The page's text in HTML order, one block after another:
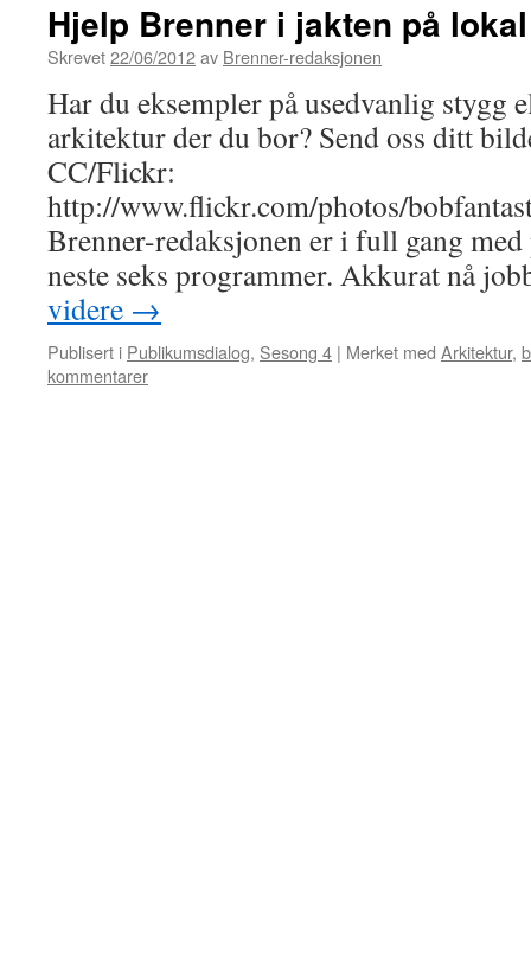
Hjelp Brenner i jakten på
Skrevet22/06/2012av Brenner-redaksjonen
Har du eksempler på usedvanlig stygg
arkitektur der du bor? Send oss ditt
CC/Flickr:
http://www.flickr.com/photos/
Brenner-redaksjonen er i full gang
neste seks programmer. Akkurat nå
videre →
Publisert i Publikumsdialog, Sesong 4 | Merket med Arkitektur,
kommentarer